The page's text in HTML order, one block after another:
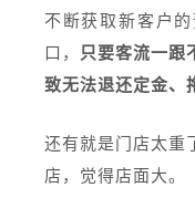
不断获取新客户
口，
只要客流一跟
致无法退还定金、
还有就是门店太重
店，觉得店面大。